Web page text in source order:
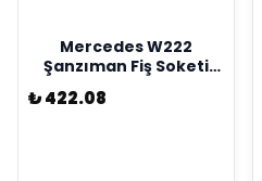
Mercedes W222
Şanzıman Fiş Soketi
Kostal Marka
A2035400253
₺ 422.08